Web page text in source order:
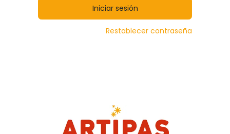
Iniciar sesión
Restablecer contraseña